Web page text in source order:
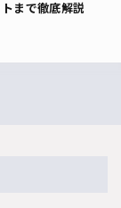
まで徹底解説